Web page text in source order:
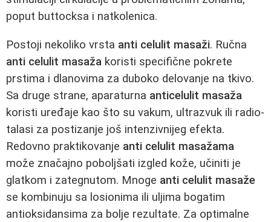
poput buttocksa i natkolenica.
Postoji nekoliko vrsta anti celulit masaži. Ručna
anti celulit masaža koristi specifične pokrete
prstima i dlanovima za duboko delovanje na tkivo.
Sa druge strane, aparaturna anticelulit masaža
koristi uređaje kao što su vakum, ultrazvuk ili radio-
talasi za postizanje još intenzivnijeg efekta.
Redovno praktikovanje anti celulit masažama
može značajno poboljšati izgled kože, učiniti je
glatkom i zategnutom. Mnoge anti celulit masaže
se kombinuju sa losionima ili uljima bogatim
antioksidansima za bolje rezultate. Za optimalne